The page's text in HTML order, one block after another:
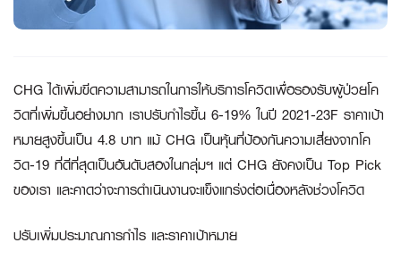
CHG ได้เพิ่มขีดความสามารถในการให้บริการโควิดเพื่อรองรับผู้ป่วยโค
วิดที่เพิ่มขึ้นอย่างมาก เราปรับกำไรขึ้น 6-19% ในปี 2021-23F ราคาเป้า
หมายสูงขึ้นเป็น 4.8 บาท แม้ CHG เป็นหุ้นที่ป้องกันความเสี่ยงจากโค
วิด-19 ที่ดีที่สุดเป็นอันดับสองในกลุ่มฯ แต่ CHG ยังคงเป็น Top Pick
ของเรา และคาดว่าจะการดำเนินงานจะแข็งแกร่งต่อเนื่องหลังช่วงโควิด
ปรับเพิ่มประมาณการกำไร และราคาเป้าหมาย